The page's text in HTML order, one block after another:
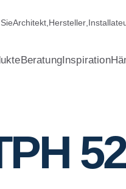
Architekt Hersteller
BeratungInspiration
52